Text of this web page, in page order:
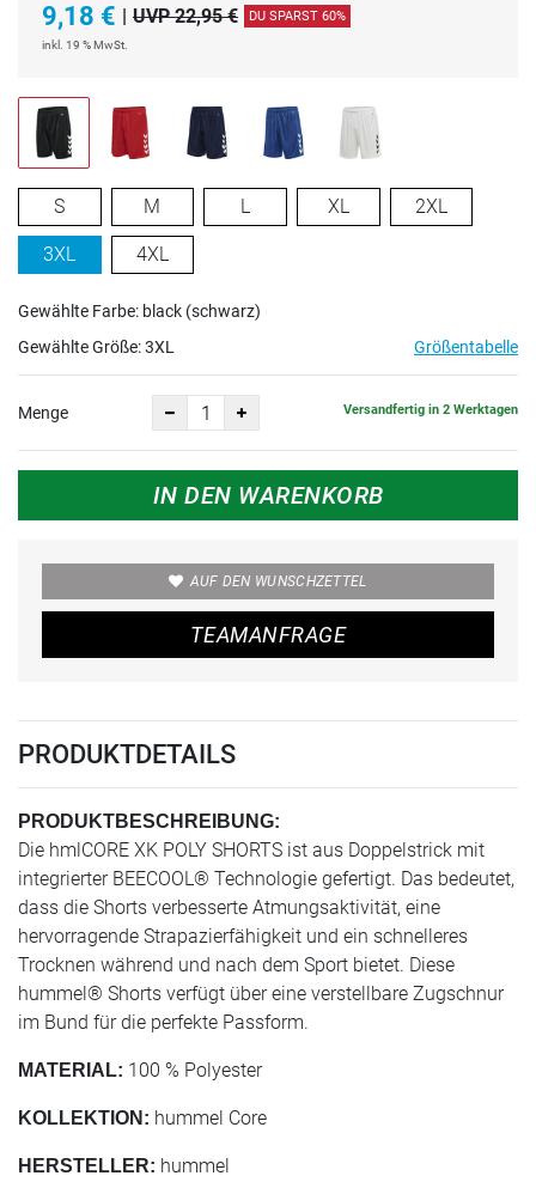
9,18 € | UVP 22,95 € DU SPARST 60%
inkl. 19 % MwSt.
S M L XL 2XL
3XL 4XL
Gewählte Farbe: black (schwarz)
Gewählte Größe:3XL Größentabelle
Menge Versandfertig in 2 Werktagen
IN DEN WARENKORB
AUF DEN WUNSCHZETTEL
TEAMANFRAGE
PRODUKTDETAILS
PRODUKTBESCHREIBUNG:
Die hmlCORE XK POLY SHORTS ist aus Doppelstrick mit
integrierter BEECOOL® Technologie gefertigt. Das bedeutet,
dass die Shorts verbesserte Atmungsaktivität, eine
hervorragende Strapazierfähigkeit und ein schnelleres
Trocknen während und nach dem Sport bietet. Diese
hummel® Shorts verfügt über eine verstellbare Zugschnur
im Bund für die perfekte Passform.
MATERIAL: 100 % Polyester
KOLLEKTION: hummel Core
HERSTELLER: hummel